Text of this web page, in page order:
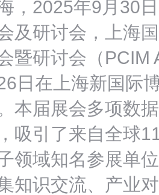
海，2025年9月30
及研讨会，上海
暨研讨会（
日在上海新国际
本届展会多项数
吸引了来自全球
领域知名参展单
知识交流、产业